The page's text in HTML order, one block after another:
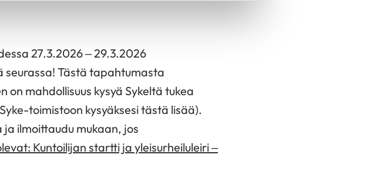
27.3.2026 – 29.3.2026
seurassa! Tästä tapahtumasta
on mahdollisuus kysyä Sykeltä tukea
toimistoon kysyäksesi tästä lisää).
ilmoittaudu mukaan, jos
Kuntoilijan startti ja yleisurheiluleiri –